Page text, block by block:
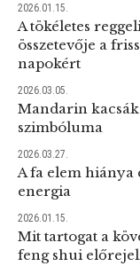
2026.01.15.
A tökéletes
összetevője a
napokért
2026.03.05.
Mandarin
szimbóluma
2026.03.27.
A fa elem hiánya
energia
2026.01.15.
Mit tartogat a
feng shui